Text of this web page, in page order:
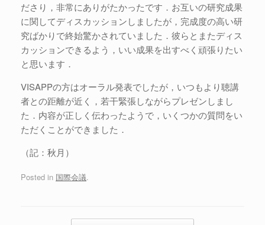
ださり，非常にありがたかったです．お互いの研究成果
に関してディスカッションしましたが，完成度の高い研
究ばかりで終始驚かされていました．彼らとまたディス
カッションできるよう，いい成果を出すべく頑張りたい
と思います．
VISAPPの方はオーラル発表でしたが，いつもより聴講
者との距離が近く，若干緊張しながらプレゼンしまし
た．内容が正しく伝わったようで，いくつかの質問をい
ただくことができました．
（記：秋月）
Posted in 国際会議.